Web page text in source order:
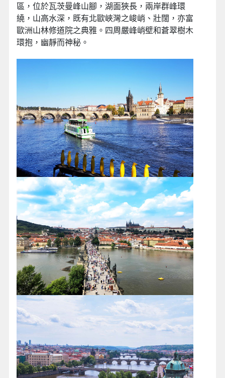
區，位於瓦茨曼峰山腳，湖面狹長，兩岸群峰環
繞，山高水深，既有北歐峽灣之峻峭、壯闊，亦富
歐洲山林修道院之典雅。四周嚴峰峭壁和蒼翠樹木
環抱，幽靜而神秘。